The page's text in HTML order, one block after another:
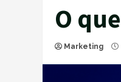
O
Marketing